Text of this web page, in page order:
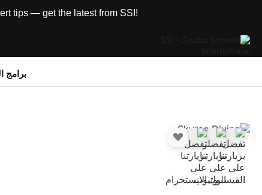
tips — get the latest from SSI!
برامج